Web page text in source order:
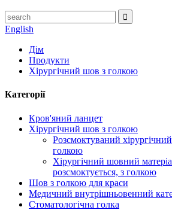
English
Дім
Продукти
Хірургічний шов з голкою
Категорії
Кров'яний ланцет
Хірургічний шов з голкою
Розсмоктуваний
голкою
Хірургічний шовний
розсмоктується, з голкою
Шов з голкою для краси
Медичний внутрішньовенний
Стоматологічна голка